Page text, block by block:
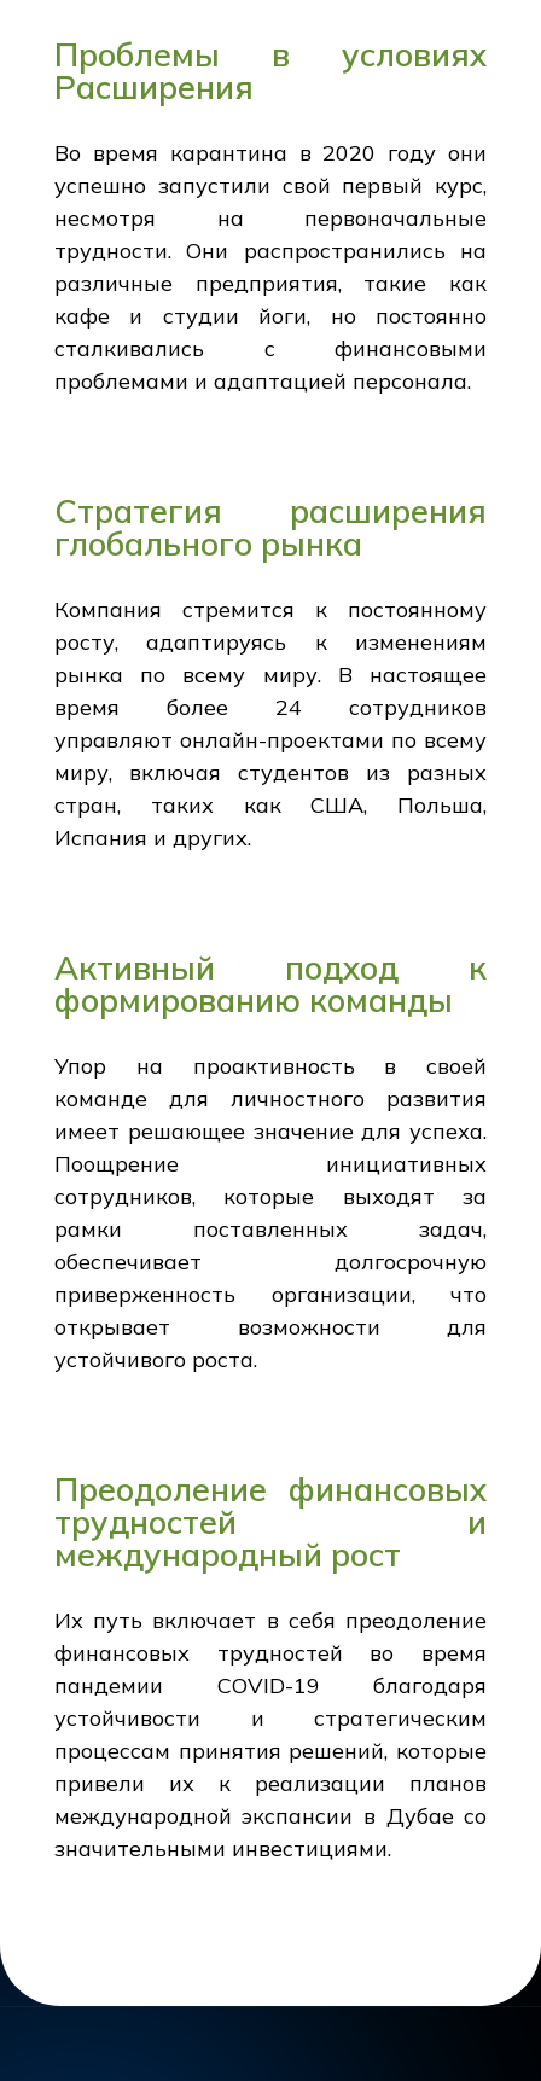
Проблемы в условиях
Расширения
Во время карантина в 2020 году они
успешно запустили свой первый курс,
несмотря на первоначальные
трудности. Они распространились на
различные предприятия, такие как
кафе и студии йоги, но постоянно
сталкивались с финансовыми
проблемами и адаптацией персонала.
Стратегия расширения
глобального рынка
Компания стремится к постоянному
росту, адаптируясь к изменениям
рынка по всему миру. В настоящее
время более 24 сотрудников
управляют онлайн-проектами по всему
миру, включая студентов из разных
стран, таких как США, Польша,
Испания и других.
Активный подход к
формированию команды
Упор на проактивность в своей
команде для личностного развития
имеет решающее значение для успеха.
Поощрение инициативных
сотрудников, которые выходят за
рамки поставленных задач,
обеспечивает долгосрочную
приверженность организации, что
открывает возможности для
устойчивого роста.
Преодоление финансовых
трудностей и
международный рост
Их путь включает в себя преодоление
финансовых трудностей во время
пандемии COVID-19 благодаря
устойчивости и стратегическим
процессам принятия решений, которые
привели их к реализации планов
международной экспансии в Дубае со
значительными инвестициями.